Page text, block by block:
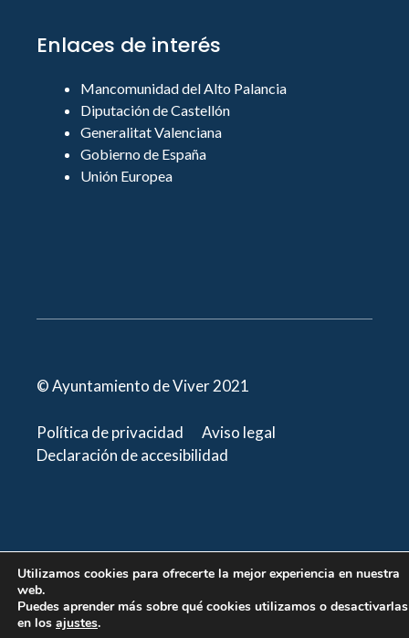
Enlaces de interés
Mancomunidad del Alto Palancia
Diputación de Castellón
Generalitat Valenciana
Gobierno de España
Unión Europea
© Ayuntamiento de Viver 2021
Política de privacidad
Aviso legal
Declaración de accesibilidad
Utilizamos cookies para ofrecerte la mejor experiencia en nuestra
web.
Puedes aprender más sobre qué cookies utilizamos o desactivarlas
en los ajustes.